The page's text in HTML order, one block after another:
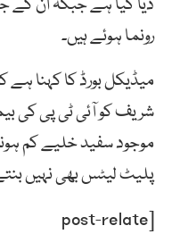
رونما ہوئے ہیں۔
میڈیکل بورڈ کا کہنا ہے
شریف کو آئی ٹی پی
موجود سفید خلیے کم
پلیٹ لیٹس بھی نہیں
[post-relate